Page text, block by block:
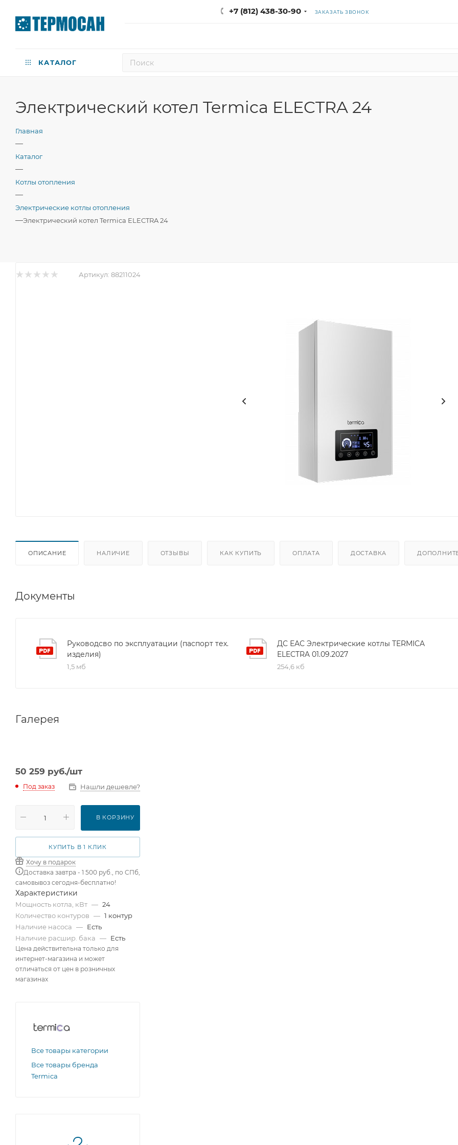
+7 (812) 438-30-90 ЗАКАЗАТЬ ЗВОНОК
КАТАЛОГ
Электрический котел Termica ELECTRA 24
Главная
—
Каталог
—
Котлы отопления
—
Электрические котлы отопления
—Электрический котел Termica ELECTRA 24
Артикул: 88211024
ОПИСАНИЕ НАЛИЧИЕ ОТЗЫВЫ КАК КУПИТЬ ОПЛАТА ДОСТАВКА
Документы
Руководсво по эксплуатации (паспорт тех.
изделия)
1,5 мб
ДС ЕАС Электрические котлы TERMICA
ELECTRA 01.09.2027
254,6 кб
Галерея
50 259 руб./шт
Под заказ Нашли дешевле?
В КОРЗИНУ
КУПИТЬ В 1 КЛИК
Хочу в подарок
Доставка завтра - 1 500 руб., по СПб,
самовывоз сегодня-бесплатно!
Характеристики
Мощность котла, кВт — 24
Количество контуров — 1 контур
Наличие насоса — Есть
Наличие расшир. бака — Есть
Цена действительна только для
интернет-магазина и может
отличаться от цен в розничных
магазинах
Все товары категории
Все товары бренда
Termica